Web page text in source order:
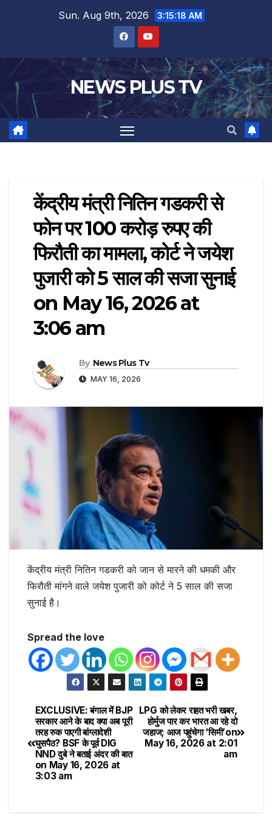
Sun. Aug 9th, 2026 3:15:19 AM
NEWS PLUS TV
केंद्रीय मंत्री नितिन गडकरी से
फोन पर 100 करोड़ रुपए की
फिरौती का मामला, कोर्ट ने जयेश
पुजारी को 5 साल की सजा सुनाई​
on May 16, 2026 at
3:06 am
By News Plus Tv
MAY 16, 2026
केंद्रीय मंत्री नितिन गडकरी को जान से मारने की धमकी और
फिरौती मांगने वाले जयेश पुजारी को कोर्ट ने 5 साल की सजा
सुनाई है।
Spread the love
LPG को लेकर राहत भरी खबर,
होर्मुज पार कर भारत आ रहे दो
जहाज; आज पहुंचेगा ‘सिमी’​on
May 16, 2026 at 2:01
am
EXCLUSIVE: बंगाल में BJP
सरकार आने के बाद क्या अब पूरी
तरह रुक पाएगी बांग्लादेशी
घुसपैठ? BSF के पूर्व DIG
NND दुबे ने बताई अंदर की बात​
on May 16, 2026 at
3:03 am